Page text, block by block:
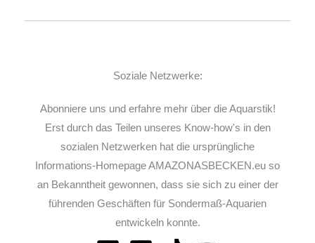
Soziale Netzwerke:
Abonniere uns und erfahre mehr über die Aquarstik!
Erst durch das Teilen unseres Know-how's in den
sozialen Netzwerken hat die ursprüngliche
Informations-Homepage AMAZONASBECKEN.eu so
an Bekanntheit gewonnen, dass sie sich zu einer der
führenden Geschäften für Sondermaß-Aquarien
entwickeln konnte.